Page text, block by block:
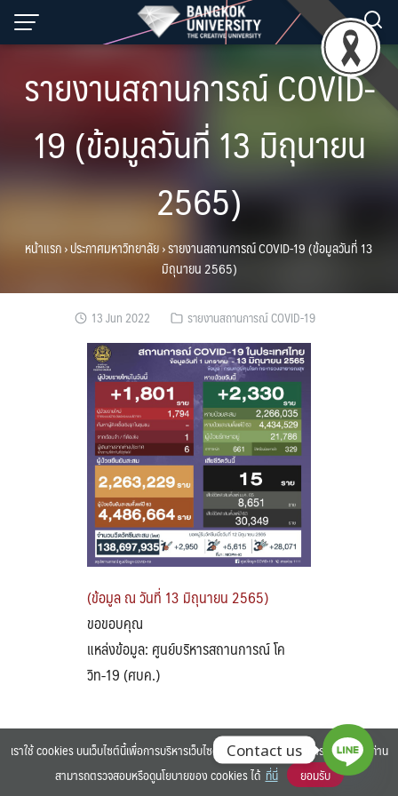
Skip
Search
รายงานสถานการณ์ COVID-
19 (ข้อมูลวันที่ 13 มิถุนายน
2565)
หน้าแรก›ประกาศมหาวิทยาลัย›รายงานสถานการณ์ COVID-19 (ข้อมูลวันที่ 13
มิถุนายน 2565)
13 Jun 2022 รายงานสถานการณ์ COVID-19
(ข้อมูล ณ วันที่ 13 มิถุนายน 2565)
ขอขอบคุณ
แหล่งข้อมูล: ศูนย์บริหารสถานการณ์ โค
วิท-19 (ศบค.)
©2025 BANGKOK UNIVERSITY. ALL RIGHTS RESERVED.
เราใช้ cookies บนเว็บไซต์นี้เพื่อการบริหารเว็บไซต์ และเพิ่มประสิทธิภาพการใช้งานของท่าน
สามารถตรวจสอบหรือดูนโยบายของ cookies ได้ ที่นี่ ยอมรับ
Contact us